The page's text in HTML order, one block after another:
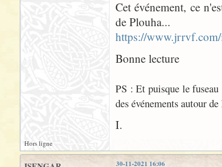
Cet événement, ce
de Plouha...
https://www.jrrvf.com/
Bonne lecture
PS : Et puisque le
des événements autour
I.
Hors ligne
30-11-2021 16:06